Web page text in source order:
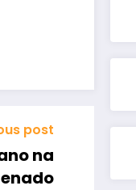
post
na